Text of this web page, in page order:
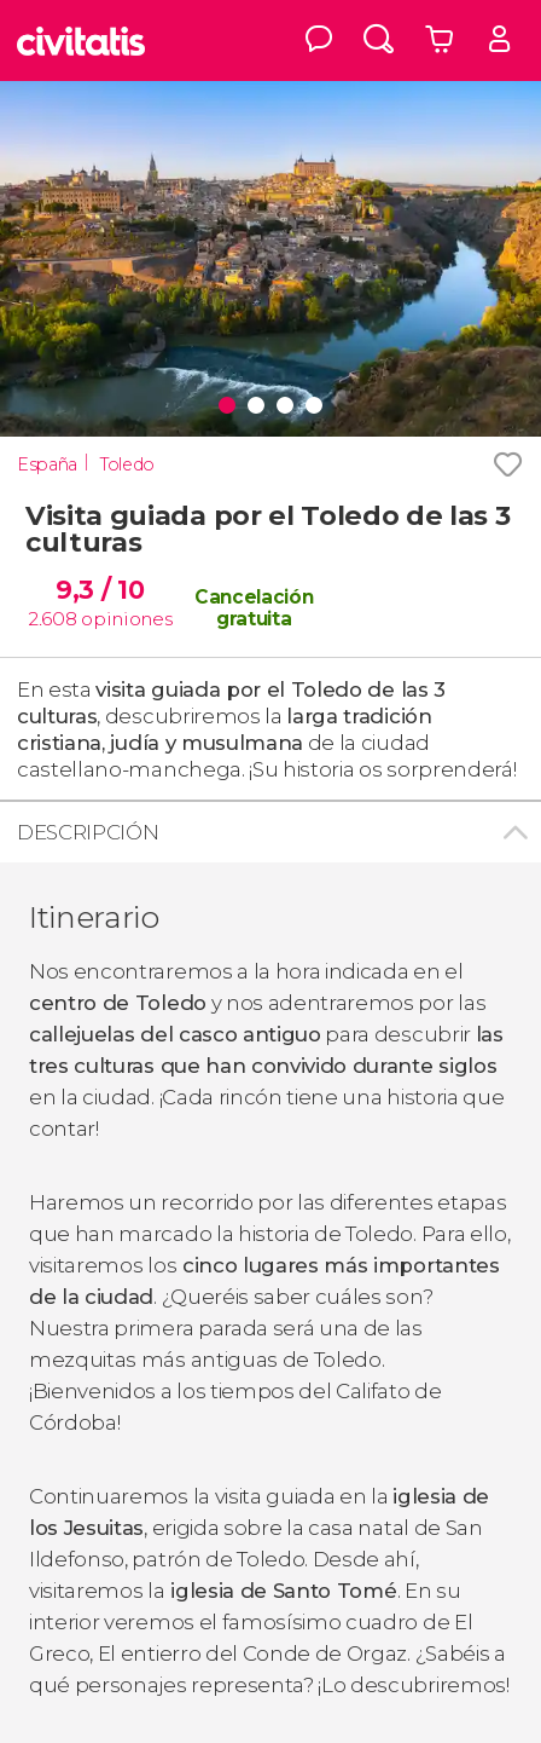
España Toledo
Visita guiada por el Toledo de las 3
culturas
9,3 / 10
2.608 opiniones
Cancelación
gratuita
En estavisita guiada por el Toledo de las 3
culturas, descubriremos la larga tradición
cristiana, judía y musulmana de la ciudad
castellano-manchega. ¡Su historia os sorprenderá!
DESCRIPCIÓN
Itinerario
Nos encontraremos a la hora indicada en el
centro de Toledo y nos adentraremos por las
callejuelas del casco antiguo para descubrir las
tres culturas que han convivido durante siglos
en la ciudad. ¡Cada rincón tiene una historia que
contar!
Haremos un recorrido por las diferentes etapas
que han marcado la historia de Toledo. Para ello,
visitaremos los cinco lugares más importantes
de la ciudad. ¿Queréis saber cuáles son?
Nuestra primera parada será una de las
mezquitas más antiguas de Toledo.
¡Bienvenidos a los tiempos del Califato de
Córdoba!
Continuaremos la visita guiada en la iglesia de
los Jesuitas, erigida sobre la casa natal de San
Ildefonso, patrón de Toledo. Desde ahí,
visitaremos la iglesia de Santo Tomé. En su
interior veremos el famosísimo cuadro de El
Greco, El entierro del Conde de Orgaz. ¿Sabéis a
qué personajes representa? ¡Lo descubriremos!